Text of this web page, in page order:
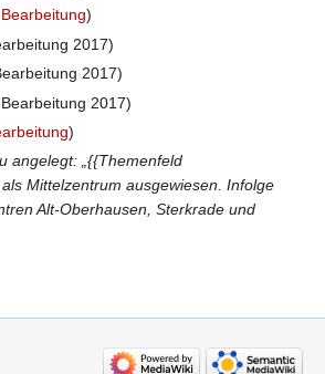
2017
2017
2017
angelegt: „{{Themenfeld
Mittelzentrum ausgewiesen. Infolge
Alt-Oberhausen, Sterkrade und